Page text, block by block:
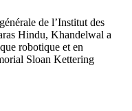
de l’Institut des
Hindu, Khandelwal a
robotique et en
Sloan Kettering